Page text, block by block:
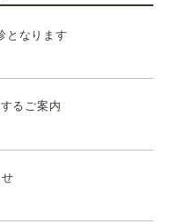
となります
るご案内